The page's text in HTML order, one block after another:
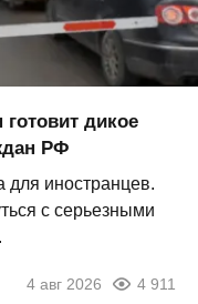
дикое
РФ
для иностранцев.
с серьезными
4 авг 2026 4 911